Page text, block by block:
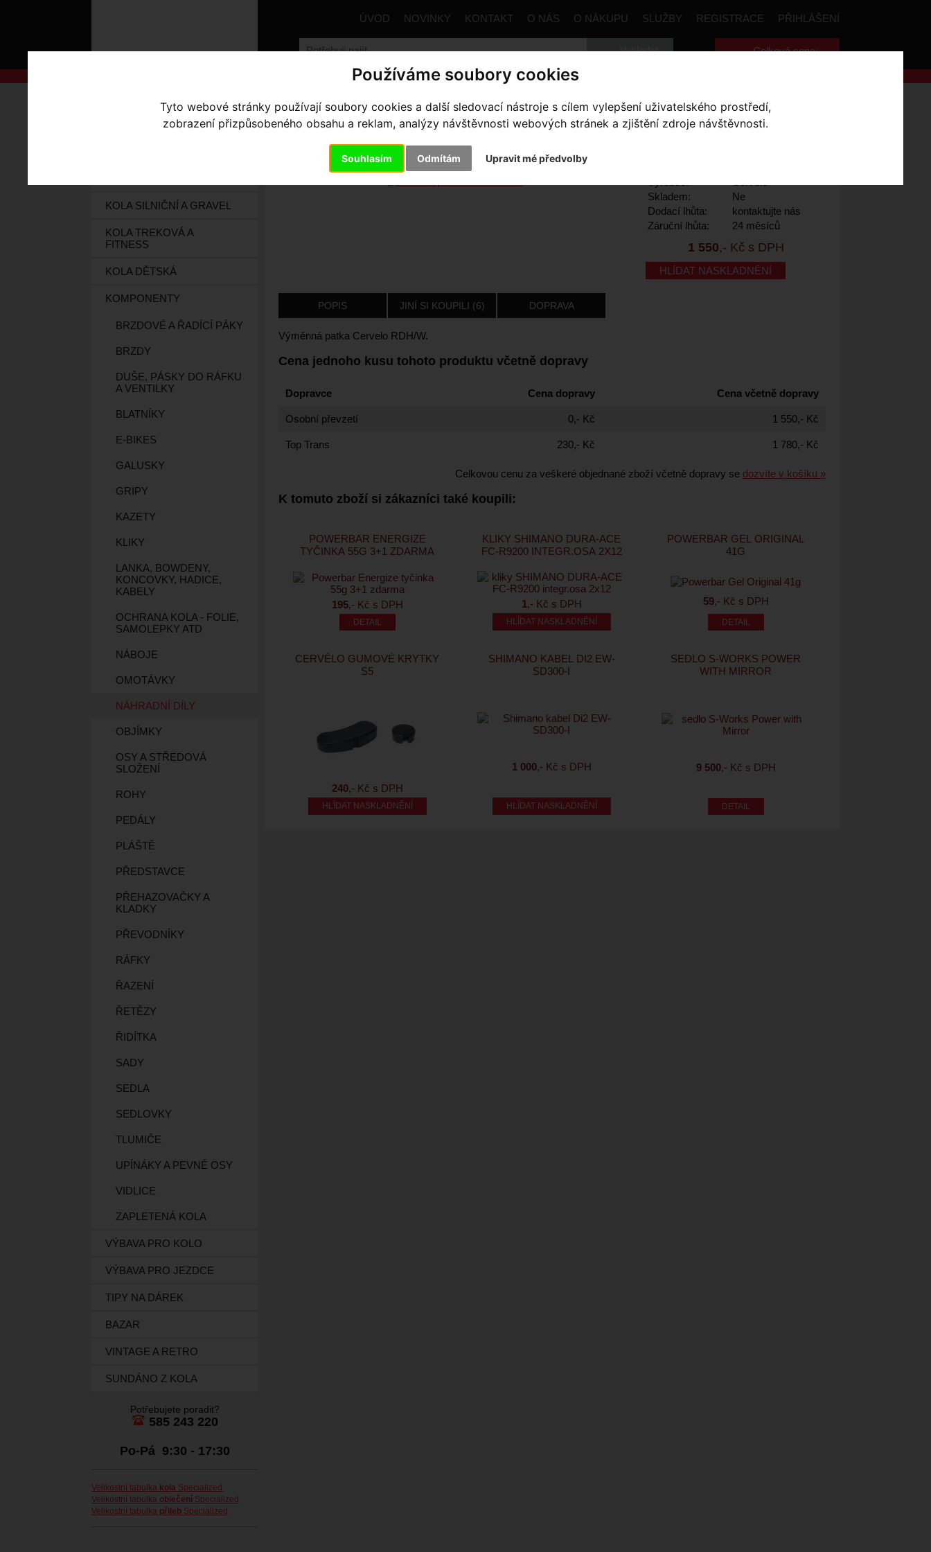
Používáme soubory cookies
Tyto webové stránky používají soubory cookies a další sledovací nástroje s cílem vylepšení uživatelského prostředí,
zobrazení přizpůsobeného obsahu a reklam, analýzy návštěvnosti webových stránek a zjištění zdroje návštěvnosti.
Souhlasím Odmítám Upravit mé předvolby
ÚVOD NOVINKY KONTAKT O NÁS O NÁKUPU SLUŽBY REGISTRACE PŘIHLÁŠENÍ
Celková cena:
KOLA S-WORKS
KOLA SILNIČNÍ A GRAVEL
KOLA TREKOVÁ A
FITNESS
KOLA DĚTSKÁ
KOMPONENTY
BRZDOVÉ A ŘADÍCÍ PÁKY
BRZDY
DUŠE, PÁSKY DO RÁFKU
A VENTILKY
BLATNÍKY
E-BIKES
GALUSKY
GRIPY
KAZETY
KLIKY
LANKA, BOWDENY,
KONCOVKY, HADICE,
KABELY
OCHRANA KOLA - FOLIE,
SAMOLEPKY ATD
NÁBOJE
OMOTÁVKY
NÁHRADNÍ DÍLY
OBJÍMKY
OSY A STŘEDOVÁ
SLOŽENÍ
ROHY
PEDÁLY
PLÁŠTĚ
PŘEDSTAVCE
PŘEHAZOVAČKY A
KLADKY
PŘEVODNÍKY
RÁFKY
ŘAZENÍ
ŘETĚZY
ŘIDÍTKA
SADY
SEDLA
SEDLOVKY
TLUMIČE
UPÍNÁKY A PEVNÉ OSY
VIDLICE
ZAPLETENÁ KOLA
VÝBAVA PRO KOLO
VÝBAVA PRO JEZDCE
TIPY NA DÁREK
BAZAR
VINTAGE A RETRO
SUNDÁNO Z KOLA
Potřebujete poradit?
585 243 220
Po-Pá 9:30 - 17:30
Velikostní tabulka kola Specialized
Velikostní tabulka oblečení Specialized
Velikostní tabulka přileb Specialized
Úvodní strana Náhradní díly Cervélo patka Direct Mount
CERVÉLO PATKA DIRECT MOUNT
Skladem:
Ne
Dodací lhůta:
kontaktujte nás
Záruční lhůta:
24 měsíců
1 550,- Kč s DPH
HLÍDAT NASKLADNĚNÍ
POPIS JINÍ SI KOUPILI (6) DOPRAVA
Výměnná patka Cervelo RDH/W.
Cena jednoho kusu tohoto produktu včetně dopravy
Dopravce Cena dopravy Cena včetně dopravy
Osobní převzetí 0,- Kč 1 550,- Kč
Top Trans 230,- Kč 1 780,- Kč
Celkovou cenu za veškeré objednané zboží včetně dopravy se dozvíte v košíku »
K tomuto zboží si zákazníci také koupili:
POWERBAR ENERGIZE
TYČINKA 55G 3+1 ZDARMA
195,- Kč s DPH
KLIKY SHIMANO DURA-ACE
FC-R9200 INTEGR.OSA 2X12
1,- Kč s DPH
HLÍDAT NASKLADNĚNÍ
POWERBAR GEL ORIGINAL
41G
59,- Kč s DPH
CERVÉLO GUMOVÉ KRYTKY
S5
240,- Kč s DPH
HLÍDAT NASKLADNĚNÍ
SHIMANO KABEL DI2 EW-
SD300-I
1 000,- Kč s DPH
HLÍDAT NASKLADNĚNÍ
SEDLO S-WORKS POWER
WITH MIRROR
9 500,- Kč s DPH